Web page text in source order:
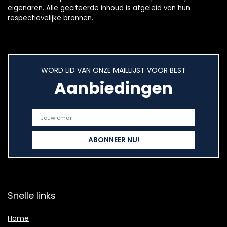
eigenaren. Alle geciteerde inhoud is afgeleid van hun
respectievelijke bronnen.
WORD LID VAN ONZE MAILLIJST VOOR BEST
Aanbiedingen
Snelle links
Home